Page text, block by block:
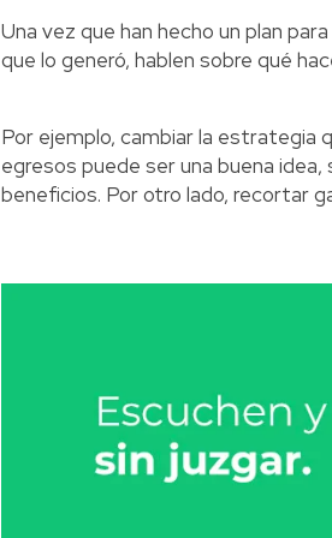
Una vez que han hecho un plan
que lo generó, hablen sobre qué
Por ejemplo, cambiar la estrategia
egresos puede ser una buena
beneficios. Por otro lado, recortar